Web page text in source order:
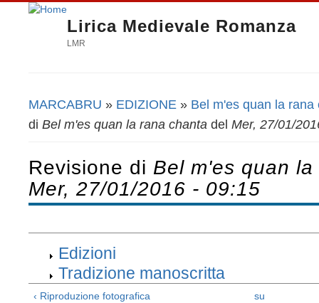
Lirica Medievale Romanza
LMR
Tu sei qui
MARCABRU » EDIZIONE » Bel m'es quan la rana
di Bel m'es quan la rana chanta del Mer, 27/01/
Revisione di Bel m'es quan
Mer, 27/01/2016 - 09:15
Edizioni
Tradizione manoscritta
‹ Riproduzione fotografica su